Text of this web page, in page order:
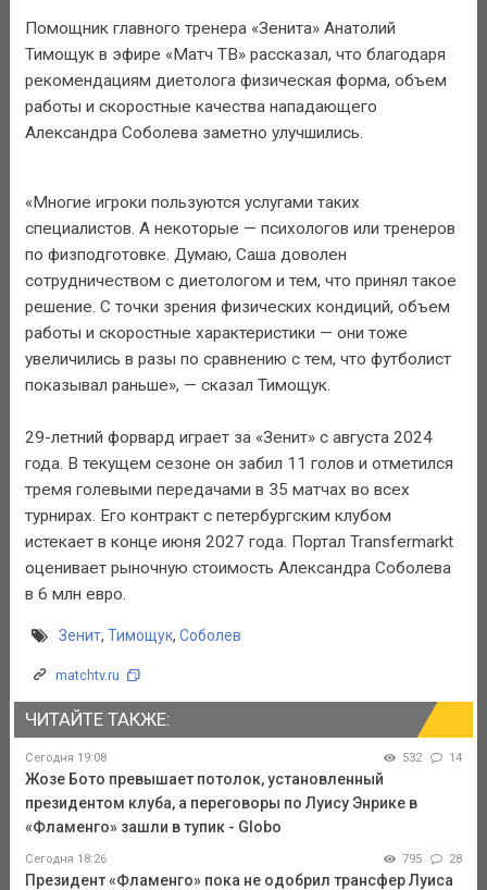
Помощник главного тренера «Зенита» Анатолий
Тимощук в эфире «Матч ТВ» рассказал, что благодаря
рекомендациям диетолога физическая форма, объем
работы и скоростные качества нападающего
Александра Соболева заметно улучшились.
«Многие игроки пользуются услугами таких
специалистов. А некоторые — психологов или тренеров
по физподготовке. Думаю, Саша доволен
сотрудничеством с диетологом и тем, что принял такое
решение. С точки зрения физических кондиций, объем
работы и скоростные характеристики — они тоже
увеличились в разы по сравнению с тем, что футболист
показывал раньше», — сказал Тимощук.
29-летний форвард играет за «Зенит» с августа 2024
года. В текущем сезоне он забил 11 голов и отметился
тремя голевыми передачами в 35 матчах во всех
турнирах. Его контракт с петербургским клубом
истекает в конце июня 2027 года. Портал Transfermarkt
оценивает рыночную стоимость Александра Соболева
в 6 млн евро.
Зенит, Тимощук, Соболев
matchtv.ru
ЧИТАЙТЕ ТАКЖЕ:
Сегодня 19:08 532 14
Жозе Бото превышает потолок, установленный
президентом клуба, а переговоры по Луису Энрике в
«Фламенго» зашли в тупик - Globo
Сегодня 18:26 795 28
Президент «Фламенго» пока не одобрил трансфер Луиса